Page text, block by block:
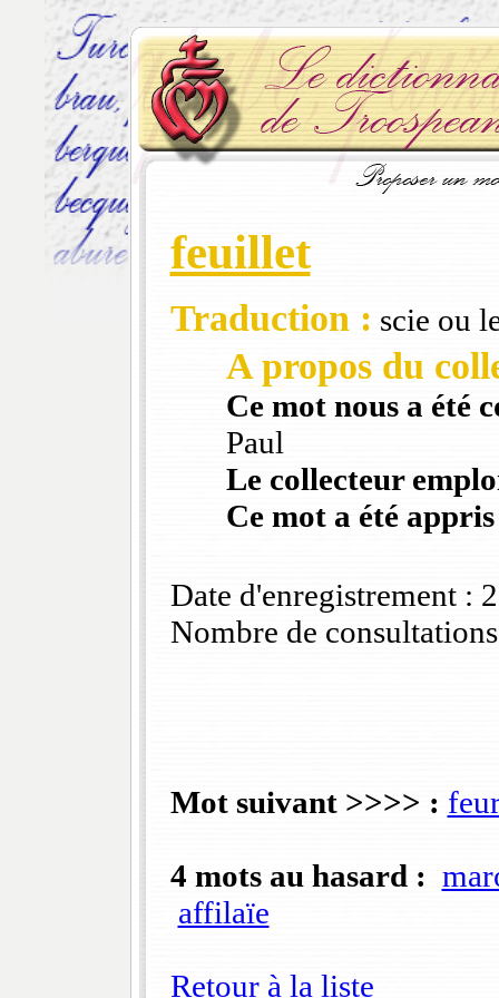
feuillet
Traduction : scie ou
A propos du
Ce mot nous a été
Paul
Le collecteur
Ce mot a été
Date d'enregistrement :
Nombre de
Mot suivant >>>> :
4 mots au hasard :
affilaïe
Retour à la liste